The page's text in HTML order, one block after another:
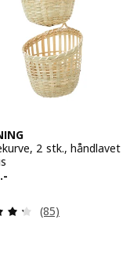
i alt:
2 stk., håndlavet
.-
Anmeld: 4.3 ud
(85)